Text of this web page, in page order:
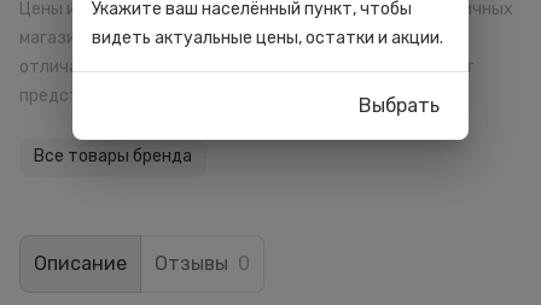
Цены и размер начисляемых баллов в отдельных розничных
магазинах, на сайте и мобильном приложении могут
отличаться. Внешний вид товара может отличаться от
представленного на сайте.
Все товары бренда
Описание Отзывы 0
Укажите ваш населённый пункт, чтобы
видеть актуальные цены, остатки и акции.
Выбрать